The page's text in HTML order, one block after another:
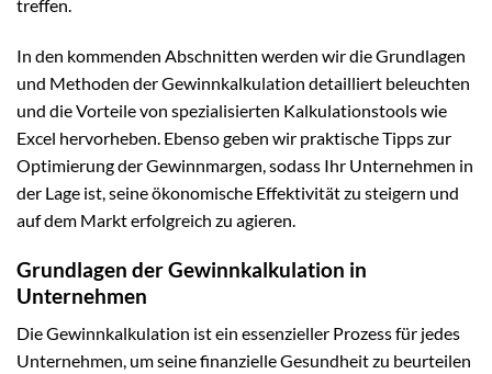
treffen.
In den kommenden Abschnitten werden wir die Grundlagen
und Methoden der Gewinnkalkulation detailliert beleuchten
und die Vorteile von spezialisierten Kalkulationstools wie
Excel hervorheben. Ebenso geben wir praktische Tipps zur
Optimierung der Gewinnmargen, sodass Ihr Unternehmen in
der Lage ist, seine ökonomische Effektivität zu steigern und
auf dem Markt erfolgreich zu agieren.
Grundlagen der Gewinnkalkulation in
Unternehmen
Die Gewinnkalkulation ist ein essenzieller Prozess für jedes
Unternehmen, um seine finanzielle Gesundheit zu beurteilen